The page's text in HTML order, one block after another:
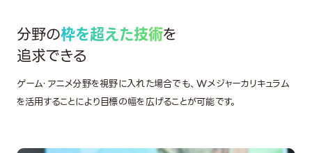
分野の枠を超えた技術を
追求できる
ゲーム・アニメ分野を視野に入れた場合でも、Wメジャーカリキュラム
を活用することにより目標の幅を広げることが可能です。